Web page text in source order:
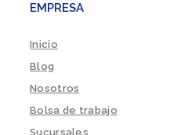
EMPRESA
Inicio
Blog
Nosotros
Bolsa de trabajo
Sucursales